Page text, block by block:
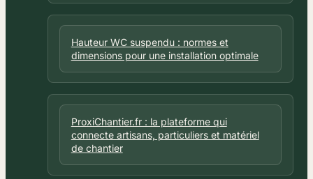
Hauteur WC suspendu : normes et
dimensions pour une installation optimale
ProxiChantier.fr : la plateforme qui
connecte artisans, particuliers et matériel
de chantier